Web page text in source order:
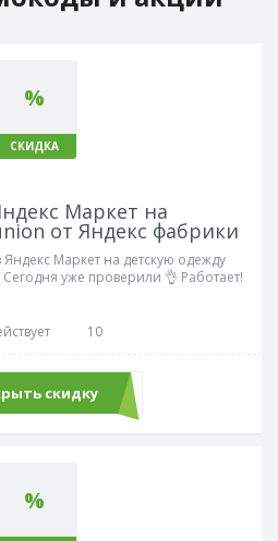
%
СКИДКА
Маркет на
от Яндекс фабрики
Яндекс Маркет на детскую одежду
уже проверили 👌 Работает!
10
скидку
%